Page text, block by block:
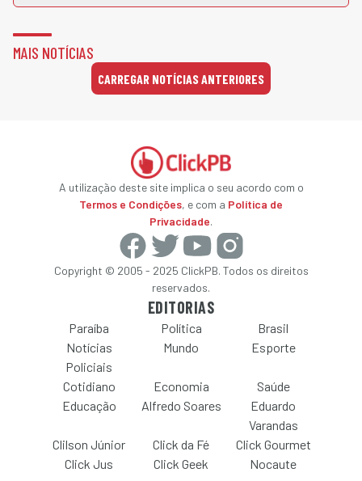
MAIS NOTÍCIAS
CARREGAR NOTÍCIAS ANTERIORES
A utilização deste site implica o seu acordo com o
Termos e Condições, e com a Política de
Privacidade.
Copyright © 2005 - 2025 ClickPB. Todos os direitos
reservados.
EDITORIAS
Paraíba Política
Brasil
Notícias
Policiais
Mundo Esporte
Cotidiano Economia
Saúde
Educação
Alfredo Soares
Eduardo
Varandas
Clilson Júnior
Click da Fé
Click Gourmet
Click Jus
Click Geek Nocaute